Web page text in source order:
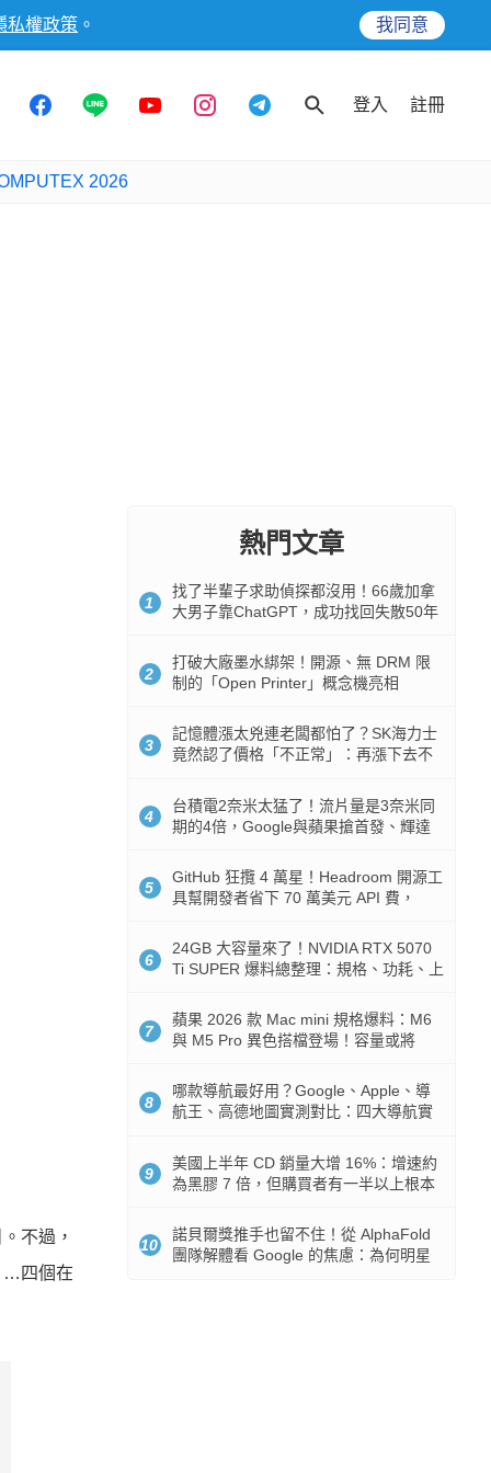
私權政策 。 我同意
登入 註冊
2026
不過，
…四個在
熱門文章
1
找了半輩子求助偵探都沒用！66歲加拿
大男子靠ChatGPT，成功找回失散50年
2
打破大廠墨水綁架！開源、無 DRM 限
制的「Open Printer」概念機亮相
3
記憶體漲太兇連老闆都怕了？SK海力士
竟然認了價格「不正常」：再漲下去不
4
台積電2奈米太猛了！流片量是3奈米同
期的4倍，Google與蘋果搶首發、輝達
5
GitHub 狂攬 4 萬星！Headroom 開源工
具幫開發者省下 70 萬美元 API 費，
6
24GB 大容量來了！NVIDIA RTX 5070
Ti SUPER 爆料總整理：規格、功耗、上
7
蘋果 2026 款 Mac mini 規格爆料：M6
與 M5 Pro 異色搭檔登場！容量或將
8
哪款導航最好用？Google、Apple、導
航王、高德地圖實測對比：四大導航實
9
美國上半年 CD 銷量大增 16%：增速約
為黑膠 7 倍，但購買者有一半以上根本
10
諾貝爾獎推手也留不住！從 AlphaFold
團隊解體看 Google 的焦慮：為何明星